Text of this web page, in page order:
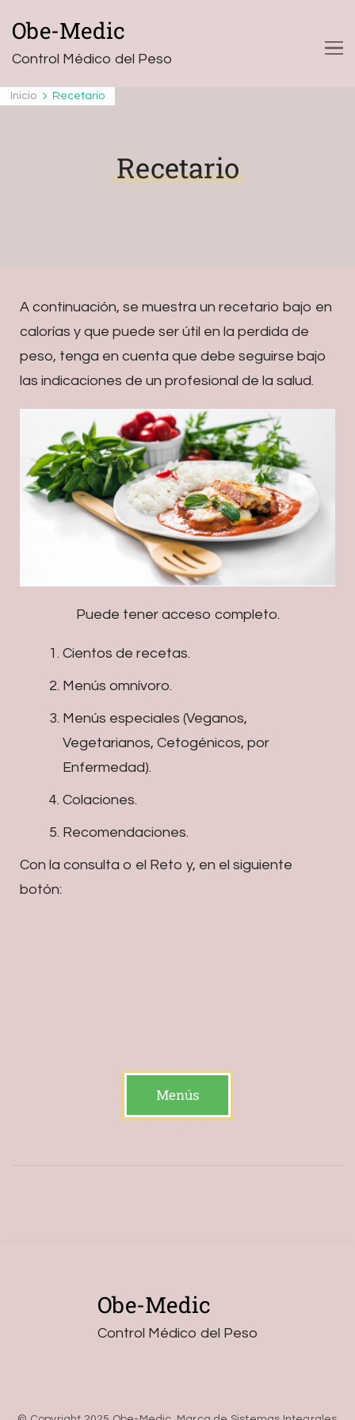
Obe-Medic
Control Médico del Peso
Inicio Recetario
Recetario
A continuación, se muestra un recetario bajo en
calorías y que puede ser útil en la perdida de
peso, tenga en cuenta que debe seguirse bajo
las indicaciones de un profesional de la salud.
Puede tener acceso completo.
Cientos de recetas.
Menús omnívoro.
Menús especiales (Veganos,
Vegetarianos, Cetogénicos, por
Enfermedad).
Colaciones.
Recomendaciones.
Con la consulta o el Reto y, en el siguiente
botón:
Menús
Obe-Medic
Control Médico del Peso